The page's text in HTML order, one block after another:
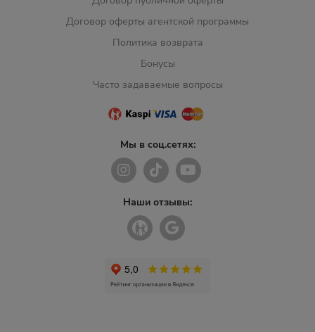
Договор оферты агентской программы
Политика возврата
Бонусы
Часто задаваемые вопросы
Мы в соц.сетях:
Наши отзывы: